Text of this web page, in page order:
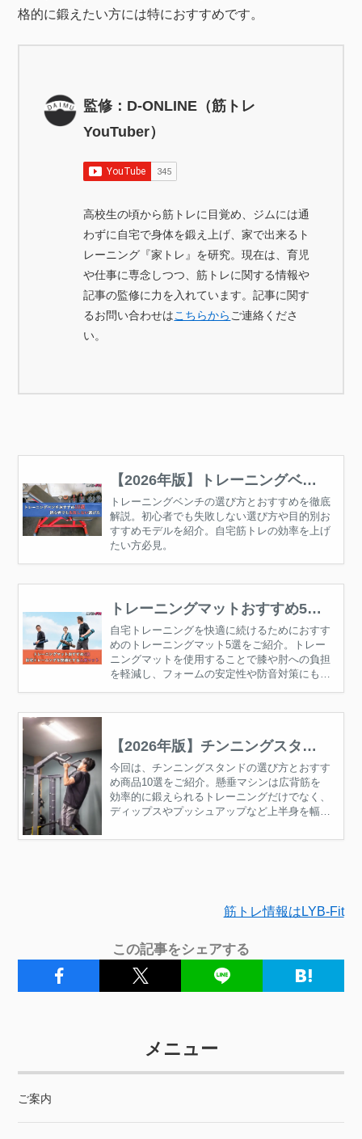
格的に鍛えたい方には特におすすめです。
監修：D-ONLINE（筋トレ
YouTuber）
高校生の頃から筋トレに目覚め、ジムには通
わずに自宅で身体を鍛え上げ、家で出来るト
レーニング『家トレ』を研究。現在は、育児
や仕事に専念しつつ、筋トレに関する情報や
記事の監修に力を入れています。記事に関す
るお問い合わせはこちらから ご連絡くださ
い。
【2026年版】トレーニングベン
チおすすめ10選｜初心者でも失敗
しない選び方
トレーニングベンチの選び方とおすすめを徹底
解説。初心者でも失敗しない選び方や目的別お
すすめモデルを紹介。自宅筋トレの効率を上げ
たい方必見。
トレーニングマットおすすめ5選
｜自宅トレーニングを快適にする
人気マット
自宅トレーニングを快適に続けるためにおすす
めのトレーニングマット5選をご紹介。トレー
ニングマットを使用することで膝や肘への負担
を軽減し、フォームの安定性や防音対策にも役
【2026年版】チンニングスタン
ドのおすすめ商品10選｜失敗しな
い選び方について徹底解説
今回は、チンニングスタンドの選び方とおすす
め商品10選をご紹介。懸垂マシンは広背筋を
効率的に鍛えられるトレーニングだけでなく、
ディップスやプッシュアップなど上半身を幅広
チンニングスタンドから、自分に合った製品を
筋トレ情報はLYB-Fit
この記事をシェアする
メニュー
ご案内